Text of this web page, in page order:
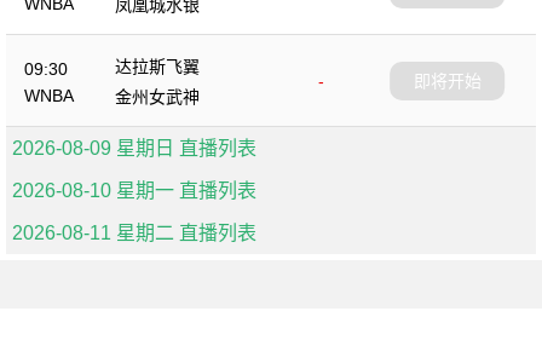
凤凰城水银
09:30
WNBA
达拉斯飞翼
-
金州女武神
即将开始
2026-08-09 星期日 直播列表
2026-08-10 星期一 直播列表
2026-08-11 星期二 直播列表